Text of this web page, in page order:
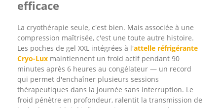
efficace
La cryothérapie seule, c'est bien. Mais associée à une
compression maîtrisée, c'est une toute autre histoire.
Les poches de gel XXL intégrées à l'attelle réfrigérante
Cryo-Lux maintiennent un froid actif pendant 90
minutes après 6 heures au congélateur — un record
qui permet d'enchaîner plusieurs sessions
thérapeutiques dans la journée sans interruption. Le
froid pénètre en profondeur, ralentit la transmission de